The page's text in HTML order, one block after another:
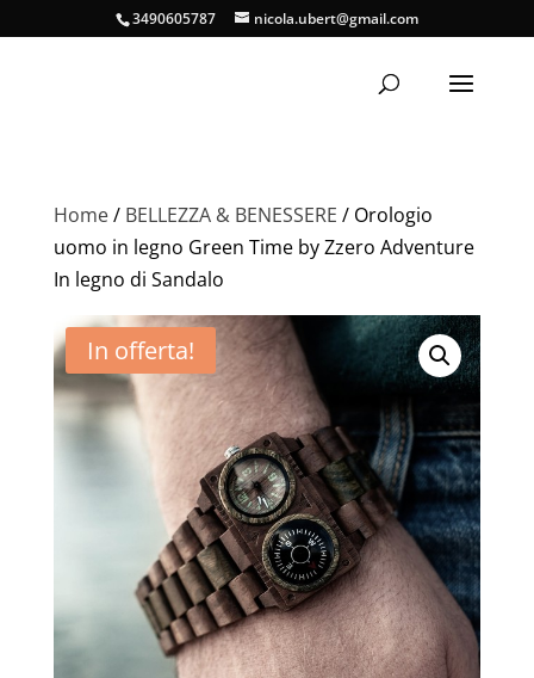
3490605787 nicola.ubert@gmail.com
Home/ BELLEZZA & BENESSERE / Orologio
uomo in legno Green Time by Zzero Adventure
In legno di Sandalo
In offerta!